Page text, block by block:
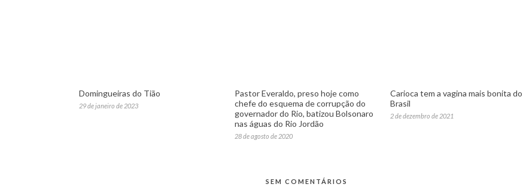
Domingueiras do Tião
29 de janeiro de 2023
Pastor Everaldo, preso hoje como
chefe do esquema de corrupção do
governador do Rio, batizou Bolsonaro
nas águas do Rio Jordão
28 de agosto de 2020
Carioca tem a vagina mais bonita do
Brasil
2 de dezembro de 2021
SEM COMENTÁRIOS